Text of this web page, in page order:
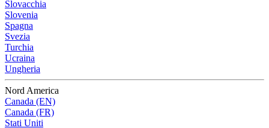
Slovacchia
Slovenia
Spagna
Svezia
Turchia
Ucraina
Ungheria
Nord America
Canada (EN)
Canada (FR)
Stati Uniti